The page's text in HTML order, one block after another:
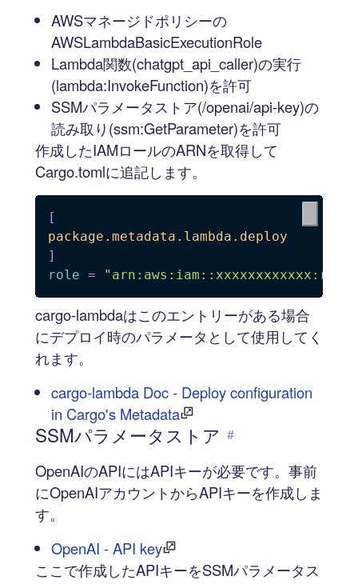
AWSマネージドポリシーの
AWSLambdaBasicExecutionRole
Lambda関数(chatgpt_api_caller)の実行
(lambda:InvokeFunction)を許可
SSMパラメータストア(/openai/api-key)の
読み取り(ssm:GetParameter)を許可
作成したIAMロールのARNを取得して
Cargo.tomlに追記します。
[
package.metadata.lambda.deploy
]
role =
cargo-lambdaはこのエントリーがある場合
にデプロイ時のパラメータとして使用してく
れます。
cargo-lambda Doc - Deploy configuration
in Cargo's Metadata
SSMパラメータストア #
OpenAIのAPIにはAPIキーが必要です。事前
にOpenAIアカウントからAPIキーを作成しま
す。
OpenAI - API key
ここで作成したAPIキーをSSMパラメータス